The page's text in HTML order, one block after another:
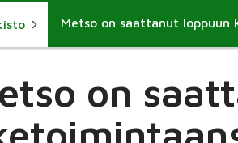
on